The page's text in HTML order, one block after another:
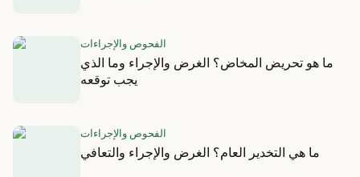
الفحوص والإجراءات
ما هو تحريض المخاض؟ الغرض والإجراء وما الذي
يجب توقعه
الفحوص والإجراءات
ما هي التخدير العام؟ الغرض والإجراء والتعافي